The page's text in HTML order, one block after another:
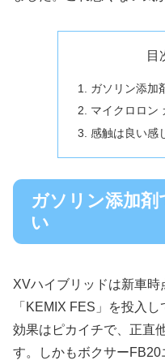
目
ガソリン添加
マイクロロン
感触は良い感
ガソリン添加
い
XVハイブリッドは新車
「KEMIX FES」を投入
効果はピカイチで、正直
す。しかもボクサー